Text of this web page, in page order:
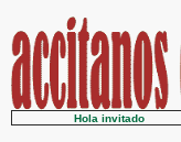
Hola invitado